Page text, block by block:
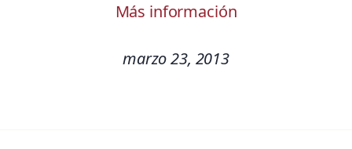
Más información
marzo 23, 2013